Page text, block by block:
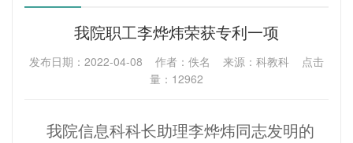
我院职工李烨炜荣获专利一项
发布日期：2022-04-08 作者：佚名 来源：科教科 点击
量：12962
我院信息科科长助理李烨炜同志发明的